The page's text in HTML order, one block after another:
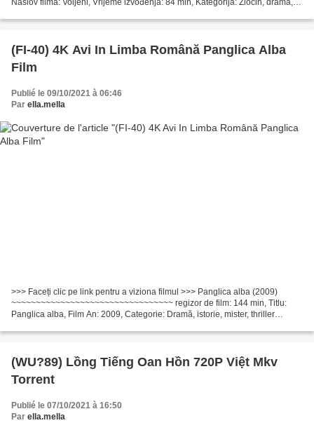
(FI-40) 4K Avi In Limba Română Panglica Alba
Film
Publié le 09/10/2021 à 06:46
Par ella.mella
>>> Faceți clic pe link pentru a viziona filmul >>> Panglica alba (2009)
~~~~~~~~~~~~~~~~~~~~~~~~~~~~~~~~~ regizor de film: 144 min, Titlu:
Panglica alba, Film An: 2009, Categorie: Dramă, istorie, mister, thriller
(WU?89) Lồng Tiếng Oan Hồn 720P Việt Mkv
Torrent
Publié le 07/10/2021 à 16:50
Par ella.mella